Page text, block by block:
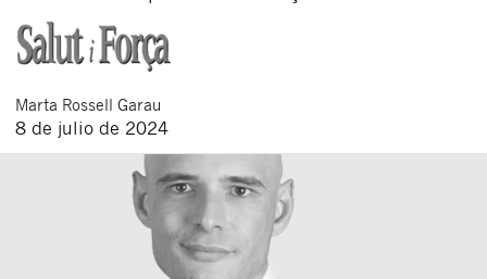
Marta Rossell Garau
8 de julio de 2024